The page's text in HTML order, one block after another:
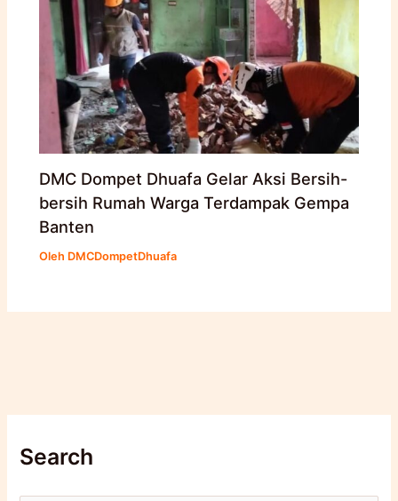
DMC Dompet Dhuafa Gelar Aksi Bersih-
bersih Rumah Warga Terdampak Gempa
Banten
Oleh DMCDompetDhuafa
Search